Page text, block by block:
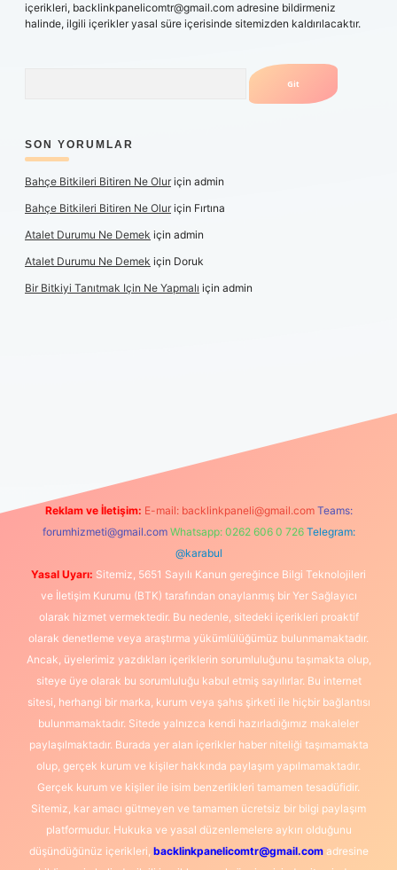
içerikleri, backlinkpanelicomtr@gmail.com adresine bildirmeniz
halinde, ilgili içerikler yasal süre içerisinde sitemizden kaldırılacaktır.
SON YORUMLAR
Bahçe Bitkileri Bitiren Ne Oluriçin admin
Bahçe Bitkileri Bitiren Ne Oluriçin Fırtına
Atalet Durumu Ne Demek için admin
Atalet Durumu Ne Demek için Doruk
Bir Bitkiyi Tanıtmak Için Ne Yapmalı için admin
Reklam ve İletişim: E-mail: backlinkpaneli@gmail.com Teams:
forumhizmeti@gmail.com Whatsapp: 0262 606 0 726 Telegram:
@karabul
Yasal Uyarı: Sitemiz, 5651 Sayılı Kanun gereğince Bilgi Teknolojileri
ve İletişim Kurumu (BTK) tarafından onaylanmış bir Yer Sağlayıcı
olarak hizmet vermektedir. Bu nedenle, sitedeki içerikleri proaktif
olarak denetleme veya araştırma yükümlülüğümüz bulunmamaktadır.
Ancak, üyelerimiz yazdıkları içeriklerin sorumluluğunu taşımakta olup,
siteye üye olarak bu sorumluluğu kabul etmiş sayılırlar. Bu internet
sitesi, herhangi bir marka, kurum veya şahıs şirketi ile hiçbir bağlantısı
bulunmamaktadır. Sitede yalnızca kendi hazırladığımız makaleler
paylaşılmaktadır. Burada yer alan içerikler haber niteliği taşımamakta
olup, gerçek kurum ve kişiler hakkında paylaşım yapılmamaktadır.
Gerçek kurum ve kişiler ile isim benzerlikleri tamamen tesadüfidir.
Sitemiz, kar amacı gütmeyen ve tamamen ücretsiz bir bilgi paylaşım
platformudur. Hukuka ve yasal düzenlemelere aykırı olduğunu
düşündüğünüz içerikleri, backlinkpanelicomtr@gmail.comadresine